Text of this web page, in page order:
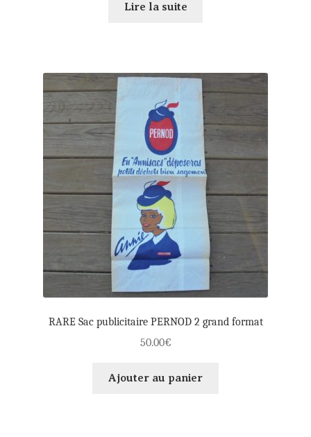
Lire la suite
RARE Sac publicitaire PERNOD 2 grand format
50.00€
Ajouter au panier